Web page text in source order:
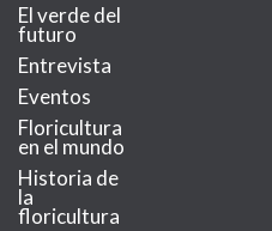
El verde del
futuro
Entrevista
Eventos
Floricultura
en el mundo
Historia de
la
floricultura